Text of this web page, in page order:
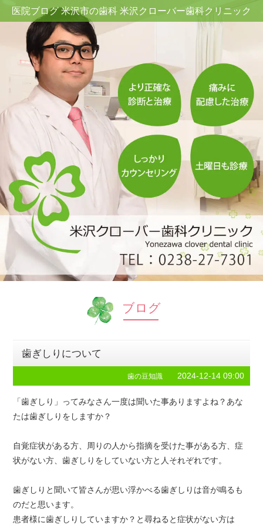
医院ブログ 米沢市の歯科 米沢クローバー歯科クリニック
ブログ
歯ぎしりについて
歯の豆知識 2024-12-14 09:00
「歯ぎしり」ってみなさん一度は聞いた事ありますよね？あな
たは歯ぎしりをしますか？
自覚症状がある方、周りの人から指摘を受けた事がある方、症
状がない方、歯ぎしりをしていない方と人それぞれです。
歯ぎしりと聞いて皆さんが思い浮かべる歯ぎしりは音が鳴るも
のだと思います。
患者様に歯ぎしりしていますか？と尋ねると症状がない方は